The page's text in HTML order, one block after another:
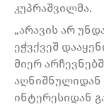
კუპრაშვილმა.
„არავის არ
ეჭვქვეშ
მიერ
აღნიშნულიდან
ინტერესიდან